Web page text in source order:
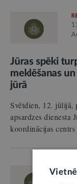
Jūras spēki
meklēšanas
jūrā
Svētdien, 12. jūlijā,
apsardzes dienesta
koordinācijas